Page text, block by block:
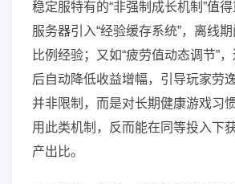
稳定服特有的“非强制成长机制”值
服务器引入“经验缓存系统”，离线
比例经验；又如“疲劳值动态调节”
后自动降低收益增幅，引导玩家劳
并非限制，而是对长期健康游戏习
用此类机制，反而能在同等投入下
产出比。